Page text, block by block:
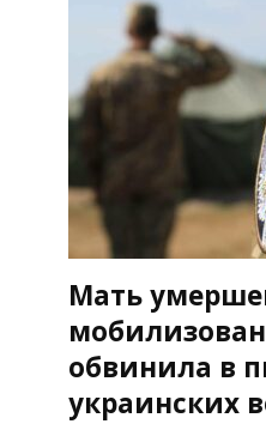
Мать
обвинила в
украинских